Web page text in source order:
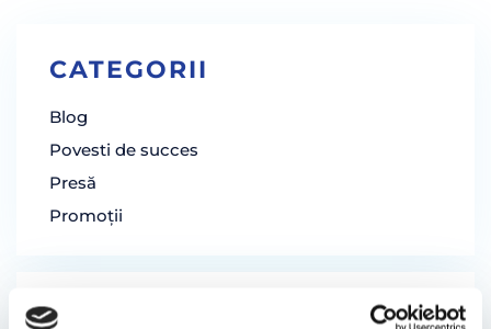
CATEGORII
Blog
Povesti de succes
Presă
Promoții
CONTACT